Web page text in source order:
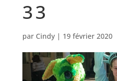
33
par Cindy| 19 février 2020